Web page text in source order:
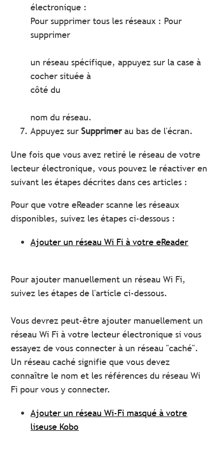
électronique :
Pour supprimer tous les réseaux : Pour
supprimer
un réseau spécifique, appuyez sur la case à
cocher située à
côté du
nom du réseau.
Appuyez surSupprimerau bas de l'écran.
Une fois que vous avez retiré le réseau de votre
lecteur électronique, vous pouvez le réactiver en
suivant les étapes décrites dans ces articles :
Pour que votre eReader scanne les réseaux
disponibles, suivez les étapes ci-dessous :
Ajouter un réseau Wi Fi à votre eReader
Pour ajouter manuellement un réseau Wi Fi,
suivez les étapes de l'article ci-dessous.
Vous devrez peut-être ajouter manuellement un
réseau Wi Fi à votre lecteur électronique si vous
essayez de vous connecter à un réseau "caché".
Un réseau caché signifie que vous devez
connaître le nom et les références du réseau Wi
Fi pour vous y connecter.
Ajouter un réseau Wi-Fi masqué à votre
liseuse Kobo